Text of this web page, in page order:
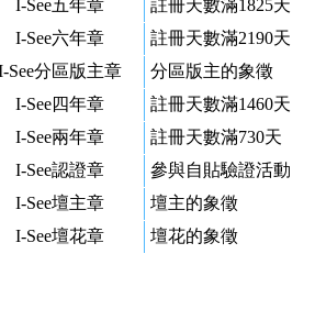
I-See五年章
註冊天數滿1825天
I-See六年章
註冊天數滿2190天
See分區版主章
分區版主的象徵
I-See四年章
註冊天數滿1460天
I-See兩年章
註冊天數滿730天
I-See認證章
參與自貼驗證活動
I-See壇主章
壇主的象徵
I-See壇花章 壇花的象徵